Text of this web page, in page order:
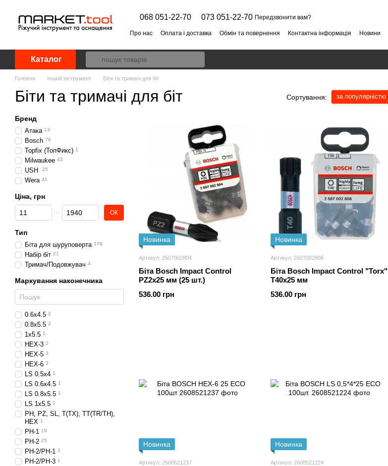
068 051-22-70 073 051-22-70 Передзвонити вам?
Про нас Оплата і доставка Обмін та повернення Контактна інформація Новини
Каталог
Головна Інший інструмент Біти та тримачі для біт
Біти та тримачі для біт Сортування: за популярністю
Новинка
Артикул: 2607002804
Біта Bosch Impact Control
PZ2x25 мм (25 шт.)
536.00 грн
Новинка
Артикул: 2607002808
Біта Bosch Impact Control "Torx"
T40x25 мм
536.00 грн
Новинка
Артикул: 2608521237
Новинка
Артикул: 2608521224
Бренд
Атака 13
Bosch 76
Topfix (ТопФикс) 1
Milwaukee 43
USH 25
Wera 41
Ціна, грн
Від Ціна, грн
До Ціна, грн ОК
Тип
Біта для шуруповерта 176
Набір біт 21
Тримач/Подовжувач 4
Маркування наконечника
0.6х4.5 2
0.8х5.5 2
1х5.5 1
HEX-3 2
HEX-5 3
HEX-6 3
LS 0.5х4 1
LS 0.6х4.5 1
LS 0.8х5.5 1
LS 1х5.5 1
PH, PZ, SL, T(TX), TT(TR/TH),
HEX 1
PH-1 19
PH-2 25
PH-2/PH-1 2
PH-2/PH-3 1